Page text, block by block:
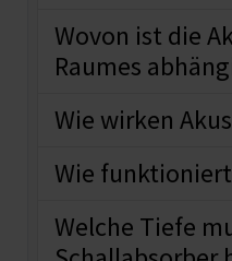
Wovon ist die
Raumes
Wie wirken
Wie
Welche Tiefe